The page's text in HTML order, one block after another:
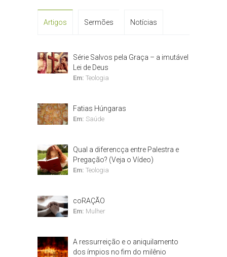
Artigos Sermões Notícias
Série Salvos pela Graça – a imutável
Lei de Deus
Em: Teologia
Fatias Húngaras
Em: Saúde
Qual a diferencça entre Palestra e
Pregação? (Veja o Vídeo)
Em: Teologia
coRAÇÃO
Em: Mulher
A ressurreição e o aniquilamento
dos ímpios no fim do milênio